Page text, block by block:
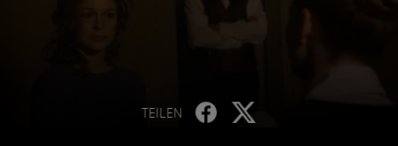
TEILEN